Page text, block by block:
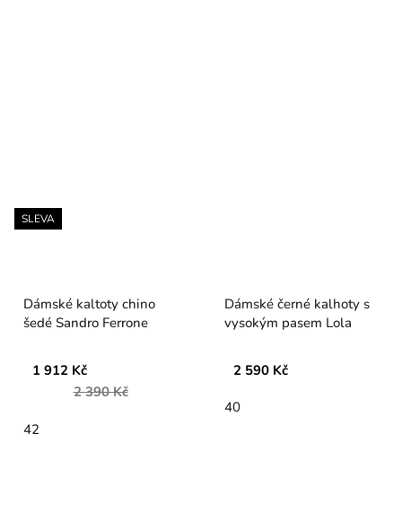
SLEVA
Dámské kaltoty chino
šedé Sandro Ferrone
1 912 Kč
2 390 Kč
42
Dámské černé kalhoty s
vysokým pasem Lola
2 590 Kč
40